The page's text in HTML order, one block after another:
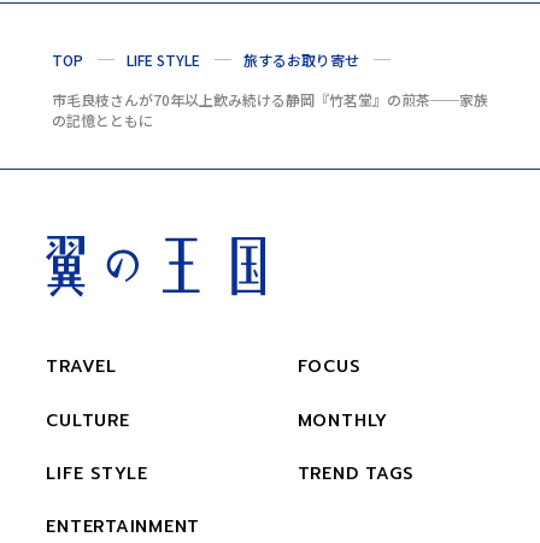
TOP LIFE STYLE
旅するお取り寄せ
市毛良枝さんが70年以上飲み続ける静岡『竹茗堂』の煎茶──家族
の記憶とともに
TRAVEL
CULTURE
LIFE STYLE
ENTERTAINMENT
FOCUS
MONTHLY
TREND TAGS